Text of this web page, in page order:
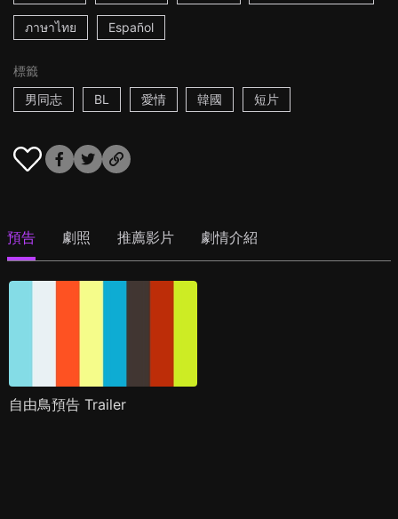
ภาษาไทย Español
標籤
男同志
BL 愛情 韓國 短片
預告 劇照 推薦影片 劇情介紹
自由鳥預告 Trailer